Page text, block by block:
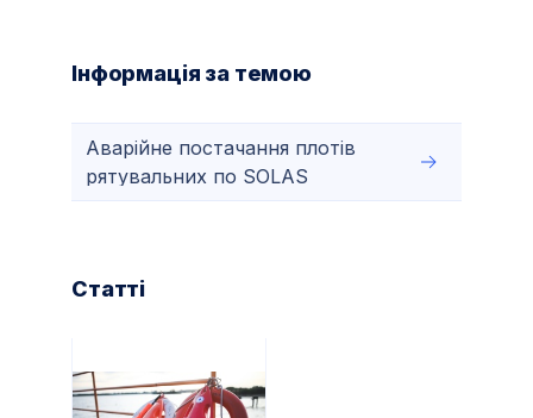
Інформація за темою
Аварійне постачання плотів
рятувальних по SOLAS
Статті